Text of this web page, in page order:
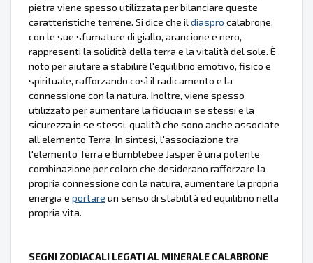
pietra viene spesso utilizzata per bilanciare queste
caratteristiche terrene. Si dice che il diaspro calabrone,
con le sue sfumature di giallo, arancione e nero,
rappresenti la solidità della terra e la vitalità del sole. È
noto per aiutare a stabilire l'equilibrio emotivo, fisico e
spirituale, rafforzando così il radicamento e la
connessione con la natura. Inoltre, viene spesso
utilizzato per aumentare la fiducia in se stessi e la
sicurezza in se stessi, qualità che sono anche associate
all’elemento Terra. In sintesi, l'associazione tra
l'elemento Terra e Bumblebee Jasper è una potente
combinazione per coloro che desiderano rafforzare la
propria connessione con la natura, aumentare la propria
energia e portare un senso di stabilità ed equilibrio nella
propria vita.
SEGNI ZODIACALI LEGATI AL MINERALE CALABRONE